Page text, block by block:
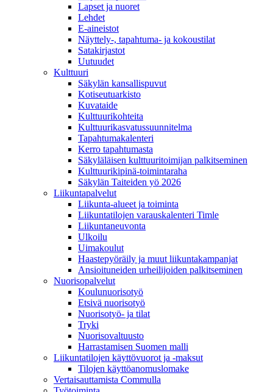
Lapset ja nuoret
Lehdet
E-aineistot
Näyttely-, tapahtuma- ja kokoustilat
Satakirjastot
Uutuudet
Kulttuuri
Säkylän kansallispuvut
Kotiseutuarkisto
Kuvataide
Kulttuurikohteita
Kulttuurikasvatussuunnitelma
Tapahtumakalenteri
Kerro tapahtumasta
Säkyläläisen kulttuuritoimijan palkitseminen
Kulttuurikipinä-toimintaraha
Säkylän Taiteiden yö 2026
Liikuntapalvelut
Liikunta-alueet ja toiminta
Liikuntatilojen varauskalenteri Timle
Liikuntaneuvonta
Ulkoilu
Uimakoulut
Haastepyöräily ja muut liikuntakampanjat
Ansioituneiden urheilijoiden palkitseminen
Nuorisopalvelut
Koulunuorisotyö
Etsivä nuorisotyö
Nuorisotyö- ja tilat
Tryki
Nuorisovaltuusto
Harrastamisen Suomen malli
Liikuntatilojen käyttövuorot ja -maksut
Tilojen käyttöanomuslomake
Vertaisauttamista Commulla